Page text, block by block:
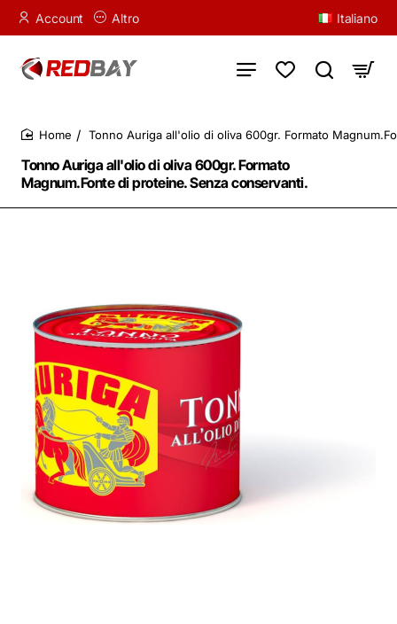
Account Altro Italiano
Tonno Auriga all'olio di oliva 600gr. Formato
Magnum.Fonte di proteine. Senza conservanti.
Tonno Auriga all'olio di oliva 600gr. Formato